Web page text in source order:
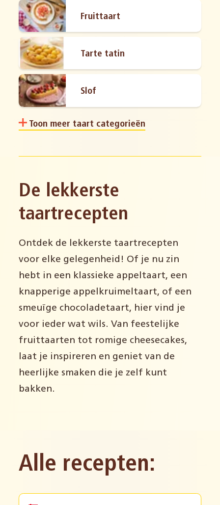
Fruittaart
Tarte tatin
Slof
Toon meer taart categorieën
De lekkerste
taartrecepten
Ontdek de lekkerste taartrecepten
voor elke gelegenheid! Of je nu zin
hebt in een klassieke appeltaart, een
knapperige appelkruimeltaart, of een
smeuïge chocoladetaart, hier vind je
voor ieder wat wils. Van feestelijke
fruittaarten tot romige cheesecakes,
laat je inspireren en geniet van de
heerlijke smaken die je zelf kunt
bakken.
Alle recepten: